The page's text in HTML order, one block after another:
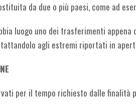
da due o più paesi, come ad
luogo uno dei trasferimenti
agli estremi riportati in
per il tempo richiesto dalle finalità